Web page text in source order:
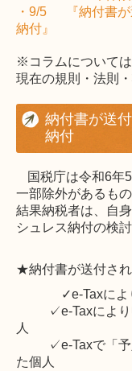
お役立ち情報
2026年
2025年
2024年
2023年
2022年
2021年
・9/5 『納付書が
納付』
※コラムについて
現在の規則・法則
納付書が送
納付
国税庁は令和6年5
一部除外があるも
結果納税者は、自
シュレス納付の検
★納付書が送付さ
✓e-Taxによ
✓e-Taxによ
人
✓e-Taxで「
た個人